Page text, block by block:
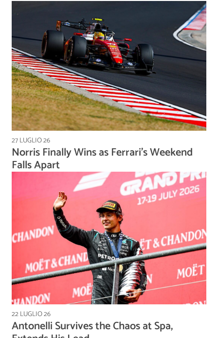
27 LUGLIO 26
Norris Finally Wins as Ferrari's Weekend
Falls Apart
22 LUGLIO 26
Antonelli Survives the Chaos at Spa,